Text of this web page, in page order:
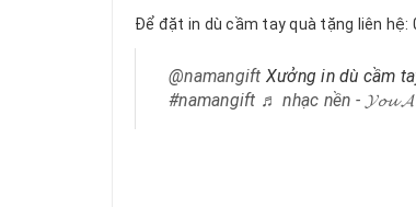
Để đặt in dù cầm tay quà tặng liên hệ:
@namangift Xưởng in dù cầm
#namangift ♬ nhạc nền - 𝓨𝓸𝓾